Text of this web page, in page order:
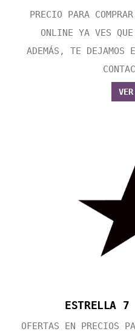
PRECIO PARA
ONLINE YA VES
ADEMÁS, TE DEJAMOS
ESTRELLA
OFERTAS EN PRECIOS